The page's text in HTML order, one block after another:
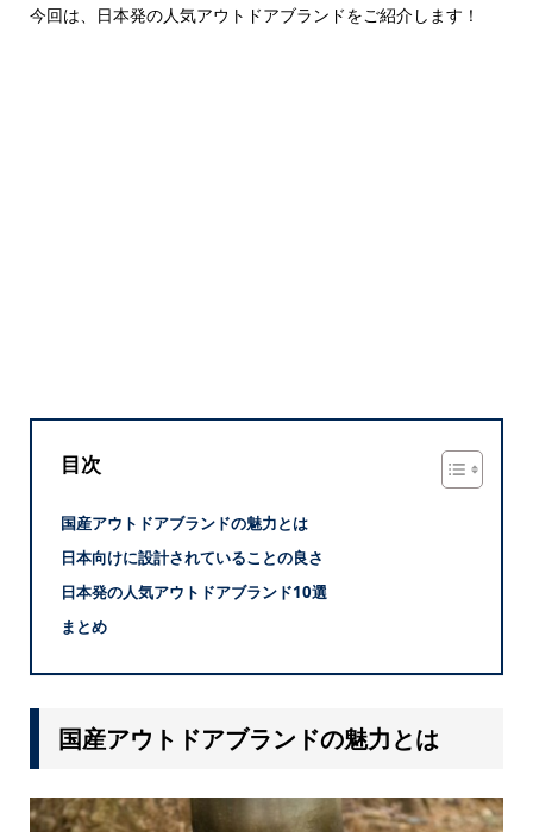
今回は、日本発の人気アウトドアブランドをご紹介します！
目次
国産アウトドアブランドの魅力とは
日本向けに設計されていることの良さ
日本発の人気アウトドアブランド10選
まとめ
国産アウトドアブランドの魅力とは